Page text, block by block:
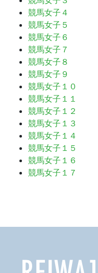
ョ
ン 競馬女子４
競馬女子５
競馬女子６
競馬女子７
競馬女子８
競馬女子９
競馬女子１０
競馬女子１１
競馬女子１２
競馬女子１３
競馬女子１４
競馬女子１５
競馬女子１６
競馬女子１７